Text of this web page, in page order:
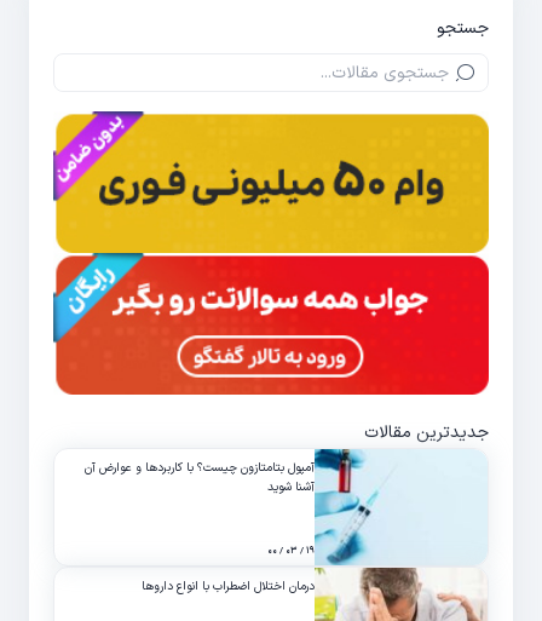
جستجو
جدیدترین مقالات
آمپول بتامتازون چیست؟ با کاربردها و عوارض آن
آشنا شوید
۱۹ / ۰۳ / ۰۰
درمان اختلال اضطراب با انواع داروها